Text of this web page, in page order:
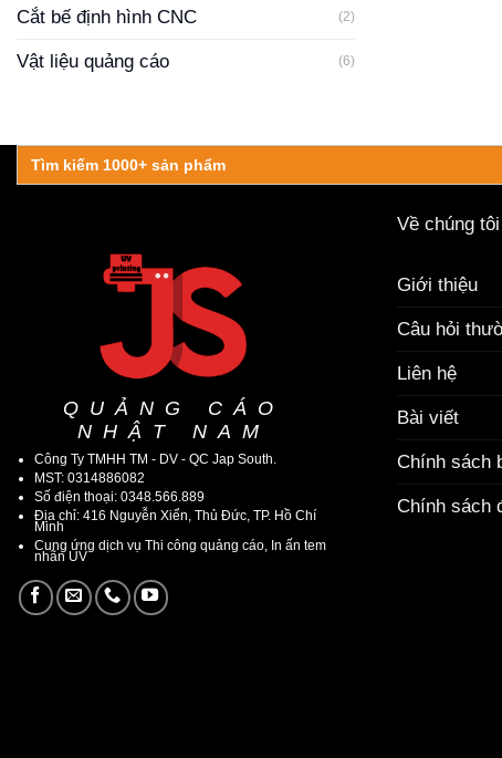
Cắt bế định hình CNC (2)
Vật liệu quảng cáo (6)
Search
for:
QUẢNG CÁO
NHẬT NAM
Công Ty TMHH TM - DV - QC Jap South.
MST: 0314886082
Số điện thoại: 0348.566.889
Địa chỉ: 416 Nguyễn Xiển, Thủ Đức, TP. Hồ Chí
Minh
Cung ứng dịch vụ Thi công quảng cáo, In ấn tem
nhãn UV
Về chúng tôi
Giới thiệu
Câu hỏi
Liên hệ
Bài viết
Chính sách
Chính sách